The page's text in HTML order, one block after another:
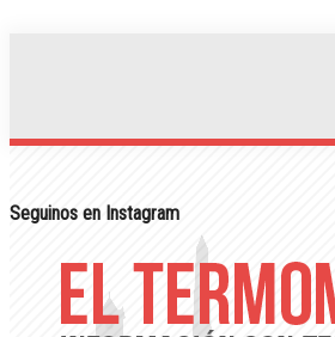
Seguinos en Instagram